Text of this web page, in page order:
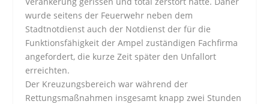
wurde seitens der Feuerwehr neben dem
Stadtnotdienst auch der Notdienst der für die
Funktionsfähigkeit der Ampel zuständigen Fachfirma
angefordert, die kurze Zeit später den Unfallort
erreichten.
Der Kreuzungsbereich war während der
Rettungsmaßnahmen insgesamt knapp zwei Stunden